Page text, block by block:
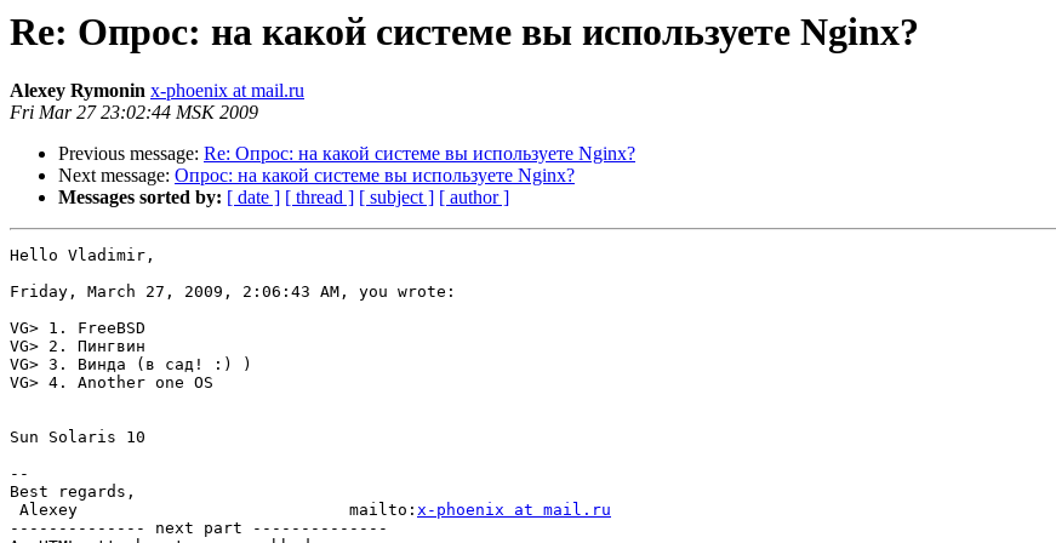
Re: Опрос: на какой системе вы используете Nginx?
Alexey Rymonin x-phoenix at mail.ru
Fri Mar 27 23:02:44 MSK 2009
Previous message: Re: Опрос: на какой системе вы используете Nginx?
Next message: Опрос: на какой системе вы используете Nginx?
Messages sorted by: [ date ] [ thread ] [ subject ] [ author ]
Hello Vladimir,
Friday, March 27, 2009, 2:06:43 AM, you wrote:
VG> 1. FreeBSD
VG> 2. Пингвин
VG> 3. Винда (в сад! :) )
VG> 4. Another one OS
Sun Solaris 10
--
Best regards,
Alexey                            mailto: x-phoenix at mail.ru
-------------- next part --------------